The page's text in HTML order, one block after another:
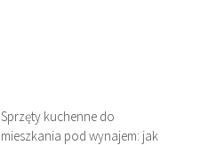
Sprzęty kuchenne do
mieszkania pod wynajem: jak